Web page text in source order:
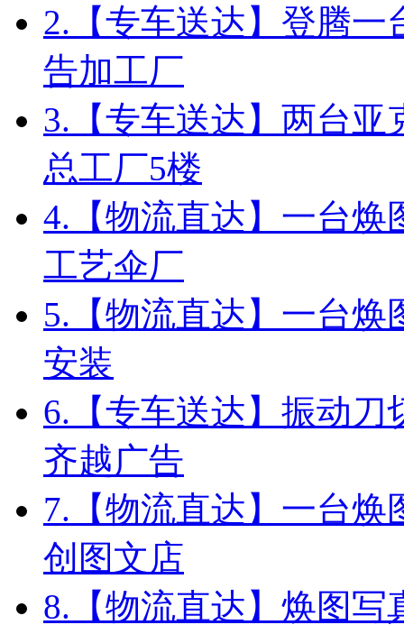
2. 【专车送达】登腾
告加工厂
3. 【专车送达】两台
总工厂5楼
4. 【物流直达】一台
工艺伞厂
5. 【物流直达】一台
安装
6. 【专车送达】振动
齐越广告
7. 【物流直达】一台
创图文店
8. 【物流直达】焕图